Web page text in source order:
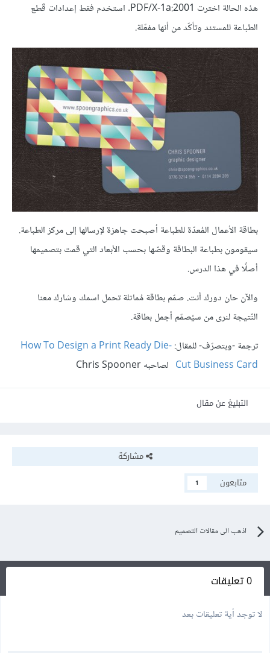
هذه الحالة اخترت PDF/X-1a:2001. استخدم فقط إعدادات قَطع
الطباعة للمستند وتأكّد من أنها مفعّلة.
بطاقة الأعمال المُعدّة للطباعة أصبحت جاهزة لإرسالها إلى مركز الطباعة.
سيقومون بطباعة البطاقة وقصّها بحسب الأبعاد التي قمت بتصميمها
أصلًا في هذا الدرس.
والآن حان دورك أنت. صمّم بطاقة مُماثلة تحمل اسمك وشارك معنا
النّتيجة لنرى من سيُصمّم أجمل بطاقة.
ترجمة -وبتصرّف- للمقال:How To Design a Print Ready Die-
Cut Business Card لصاحبه Chris Spooner
التبليغ عن مقال
مشاركة
متابعون
1
اذهب الى مقالات التصميم
0 تعليقات
لا توجد أية تعليقات بعد